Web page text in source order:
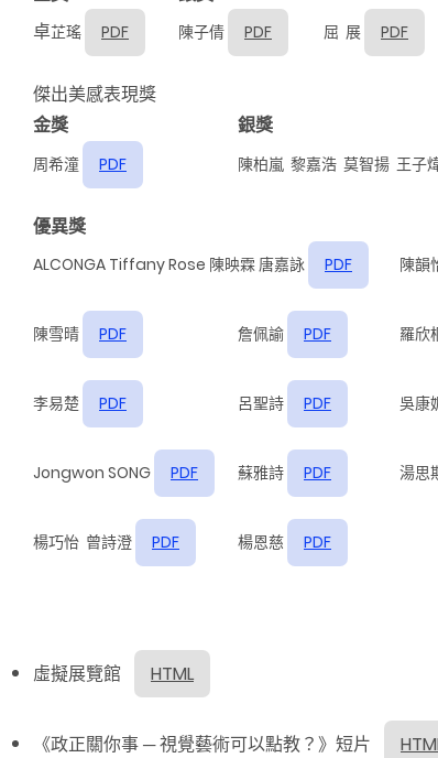
卓芷瑤 PDF 陳子倩 PDF 屈 展 PDF
傑出美感表現獎
金獎
銀獎
周希潼 PDF 陳柏嵐 黎嘉浩 莫智揚 王子
優異獎
ALCONGA Tiffany Rose 陳映霖 唐嘉詠 PDF 陳韻
陳雪晴 PDF 詹佩諭 PDF 羅欣
李易楚 PDF 呂聖詩 PDF 吳康
Jongwon SONG PDF 蘇雅詩 PDF 湯思
楊巧怡 曾詩澄 PDF 楊恩慈 PDF
虛擬展覽館 HTML
《政正關你事 ─ 視覺藝術可以點教？》短片